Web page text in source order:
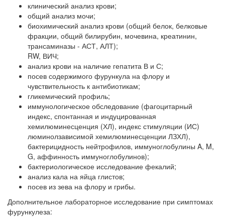
клинический анализ крови;
общий анализ мочи;
биохимический анализ крови (общий белок, белковые
фракции, общий билирубин, мочевина, креатинин,
трансаминазы - АСТ, АЛТ);
RW, ВИЧ;
анализ крови на наличие гепатита В и С;
посев содержимого фурункула на флору и
чувствительность к антибиотикам;
гликемический профиль;
иммунологическое обследование (фагоцитарный
индекс, спонтанная и индуцированная
хемилюминесценция (ХЛ), индекс стимуляции (ИС)
люминолзависимой хемилюминесценции ЛЗХЛ),
бактерицидность нейтрофилов, иммуноглобулины A, M,
G, аффинность иммуноглобулинов);
бактериологическое исследование фекалий;
анализ кала на яйца глистов;
посев из зева на флору и грибы.
Дополнительное лабораторное исследование при симптомах
фурункулеза: